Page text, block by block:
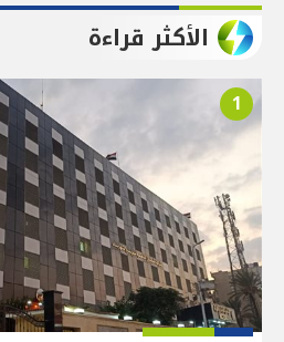
الأكثر قراءة
1